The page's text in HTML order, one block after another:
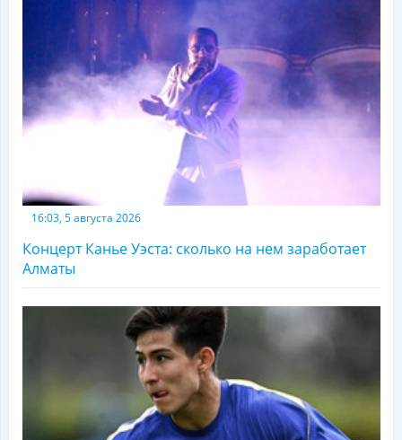
16:03, 5 августа 2026
Концерт Канье Уэста: сколько на нем заработает
Алматы